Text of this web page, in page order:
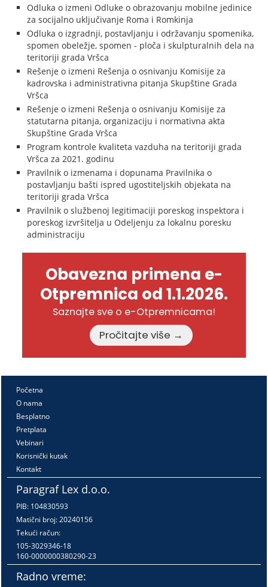
Odluka o izmeni Odluke o obrazovanju mobilne jedinice
za socijalno uključivanje Roma i Romkinja
Odluka o izgradnji, postavljanju i održavanju spomenika,
spomen obeležje, spomen - ploča i skulpturalnih dela na
teritoriji grada Vršca
Rešenje o izmeni Rešenja o osnivanju Komisije za
kadrovska i administrativna pitanja Skupštine Grada
Vršca
Rešenje o izmeni Rešenja o osnivanju Komisije za
statutarna pitanja, organizaciju i normativna akta
Skupštine Grada Vršca
Program kontrole kvaliteta vazduha na teritoriji grada
Vršca za 2021. godinu
Pravilnik o izmenama i dopunama Pravilnika o
postavljanju bašti ispred ugostiteljskih objekata na
teritoriji grada Vršca
Pravilnik o službenoj legitimaciji poreskog inspektora i
poreskog izvršitelja u Odeljenju za lokalnu poresku
administraciju
Obavezna primena e-
Otpremnica od 1.1.2026.
Saznajte sve o e-Otpremnicama!
Pročitajte više →
Početna
O nama
Besplatno
Pretplata
Vebinari
Korisnički kutak
Kontakt
Paragraf Lex d.o.o.
PIB: 104830593
Matični broj: 20240156
Tekući račun:
105-3029346-18
160-0000000380290-23
Radno vreme: